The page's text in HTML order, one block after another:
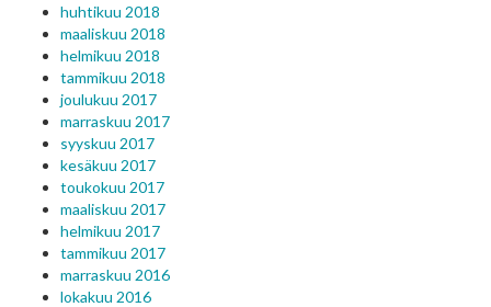
huhtikuu 2018
maaliskuu 2018
helmikuu 2018
tammikuu 2018
joulukuu 2017
marraskuu 2017
syyskuu 2017
kesäkuu 2017
toukokuu 2017
maaliskuu 2017
helmikuu 2017
tammikuu 2017
marraskuu 2016
lokakuu 2016